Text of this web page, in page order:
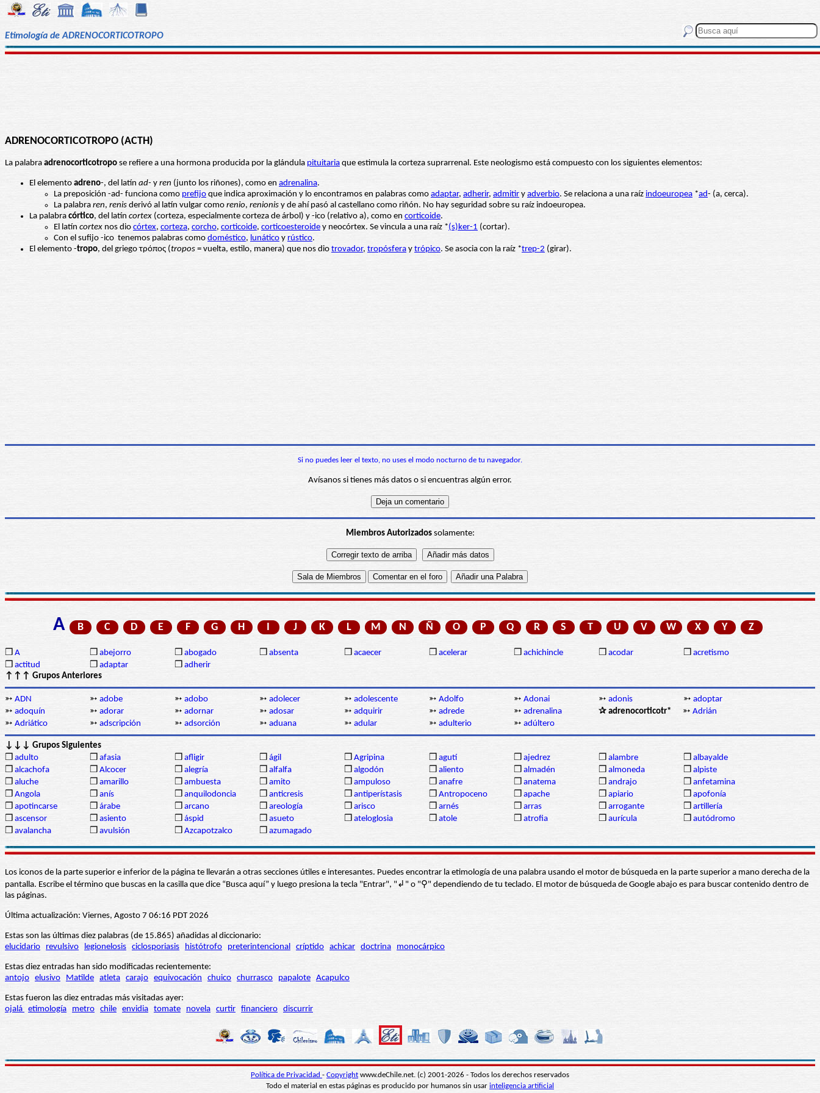
Etimología de ADRENOCORTICOTROPO
ADRENOCORTICOTROPO (ACTH)
La palabra adrenocorticotropo se refiere a una hormona producida por la glándula pituitaria que estimula la corteza suprarrenal. Este neologismo está compuesto con los siguientes elementos:
El elemento adreno-, del latín ad- y ren (junto los riñones), como en adrenalina.
La preposición -ad- funciona como prefijo que indica aproximación y lo encontramos en palabras como adaptar, adherir, admitir y adverbio. Se relaciona a una raíz indoeuropea *ad- (a, cerca).
La palabra ren, renis derivó al latín vulgar como renio, renionis y de ahí pasó al castellano como riñón. No hay seguridad sobre su raíz indoeuropea.
La palabra córtico, del latín cortex (corteza, especialmente corteza de árbol) y -ico (relativo a), como en corticoide.
El latín cortex nos dio córtex, corteza, corcho, corticoide, corticoesteroide y neocórtex. Se vincula a una raíz *(s)ker-1 (cortar).
Con el sufijo -ico tenemos palabras como doméstico, lunático y rústico.
El elemento -tropo, del griego τρόπος (tropos = vuelta, estilo, manera) que nos dio trovador, tropósfera y trópico. Se asocia con la raíz *trep-2 (girar).
Si no puedes leer el texto, no uses el modo nocturno de tu navegador.
Avísanos si tienes más datos o si encuentras algún error.
Miembros Autorizadossolamente:
A B C D E F G H I J K L M N Ñ O P Q R S T U V W X Y Z
❒ A ❒ abejorro ❒ abogado ❒ absenta ❒ acaecer ❒ acelerar ❒ achichincle ❒ acodar ❒ acretismo
❒ actitud ❒ adaptar ❒ adherir
↑↑↑ Grupos Anteriores
➳ ADN ➳ adobe ➳ adobo ➳ adolecer ➳ adolescente ➳ Adolfo ➳ Adonai ➳ adonis ➳ adoptar
➳ adoquín ➳ adorar ➳ adornar ➳ adosar ➳ adquirir ➳ adrede ➳ adrenalina ✰ adrenocorticotr* ➳ Adrián
➳ Adriático ➳ adscripción ➳ adsorción ➳ aduana ➳ adular ➳ adulterio ➳ adúltero
↓↓↓ Grupos Siguientes
❒ adulto ❒ afasia ❒ afligir ❒ ágil ❒ Agripina ❒ agutí ❒ ajedrez ❒ alambre ❒ albayalde
❒ alcachofa ❒ Alcocer ❒ alegría ❒ alfalfa ❒ algodón ❒ aliento ❒ almadén ❒ almoneda ❒ alpiste
❒ aluche ❒ amarillo ❒ ambuesta ❒ amito ❒ ampuloso ❒ anafre ❒ anatema ❒ andrajo ❒ anfetamina
❒ Angola ❒ anís ❒ anquilodoncia ❒ anticresis ❒ antiperístasis ❒ Antropoceno ❒ apache ❒ apiario ❒ apofonía
❒ apotincarse ❒ árabe ❒ arcano ❒ areología ❒ arisco ❒ arnés ❒ arras ❒ arrogante ❒ artillería
❒ ascensor ❒ asiento ❒ áspid ❒ asueto ❒ ateloglosia ❒ atole ❒ atrofia ❒ aurícula ❒ autódromo
❒ avalancha ❒ avulsión ❒ Azcapotzalco ❒ azumagado
Los iconos de la parte superior e inferior de la página te llevarán a otras secciones útiles e interesantes. Puedes encontrar la etimología de una palabra usando el motor de búsqueda en la parte superior a mano derecha de la
pantalla. Escribe el término que buscas en la casilla que dice “Busca aquí” y luego presiona la tecla "Entrar", "↲" o "⚲" dependiendo de tu teclado. El motor de búsqueda de Google abajo es para buscar contenido dentro de
las páginas.
Última actualización: Viernes, Agosto 7 06:16 PDT 2026
Estas son las últimas diez palabras (de 15.865) añadidas al diccionario:
elucidario
revulsivo legionelosis ciclosporiasis histótrofo preterintencional críptido achicar doctrina monocárpico
Estas diez entradas han sido modificadas recientemente:
antojo elusivo Matilde atleta carajo equivocación chuico churrasco papalote Acapulco
Estas fueron las diez entradas más visitadas ayer:
ojalá etimología metro chile envidia tomate novela curtir financiero discurrir
Política de Privacidad - Copyright www.deChile.net. (c) 2001-2026 - Todos los derechos reservados
Todo el material en estas páginas es producido por humanos sin usar inteligencia artificial